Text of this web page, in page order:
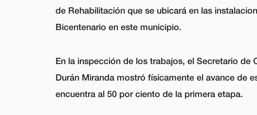
de Rehabilitación que se ubicará en las
Bicentenario en este municipio.
En la inspección de los trabajos, el Secretario de
Durán Miranda mostró físicamente el avance de
encuentra al 50 por ciento de la primera etapa.